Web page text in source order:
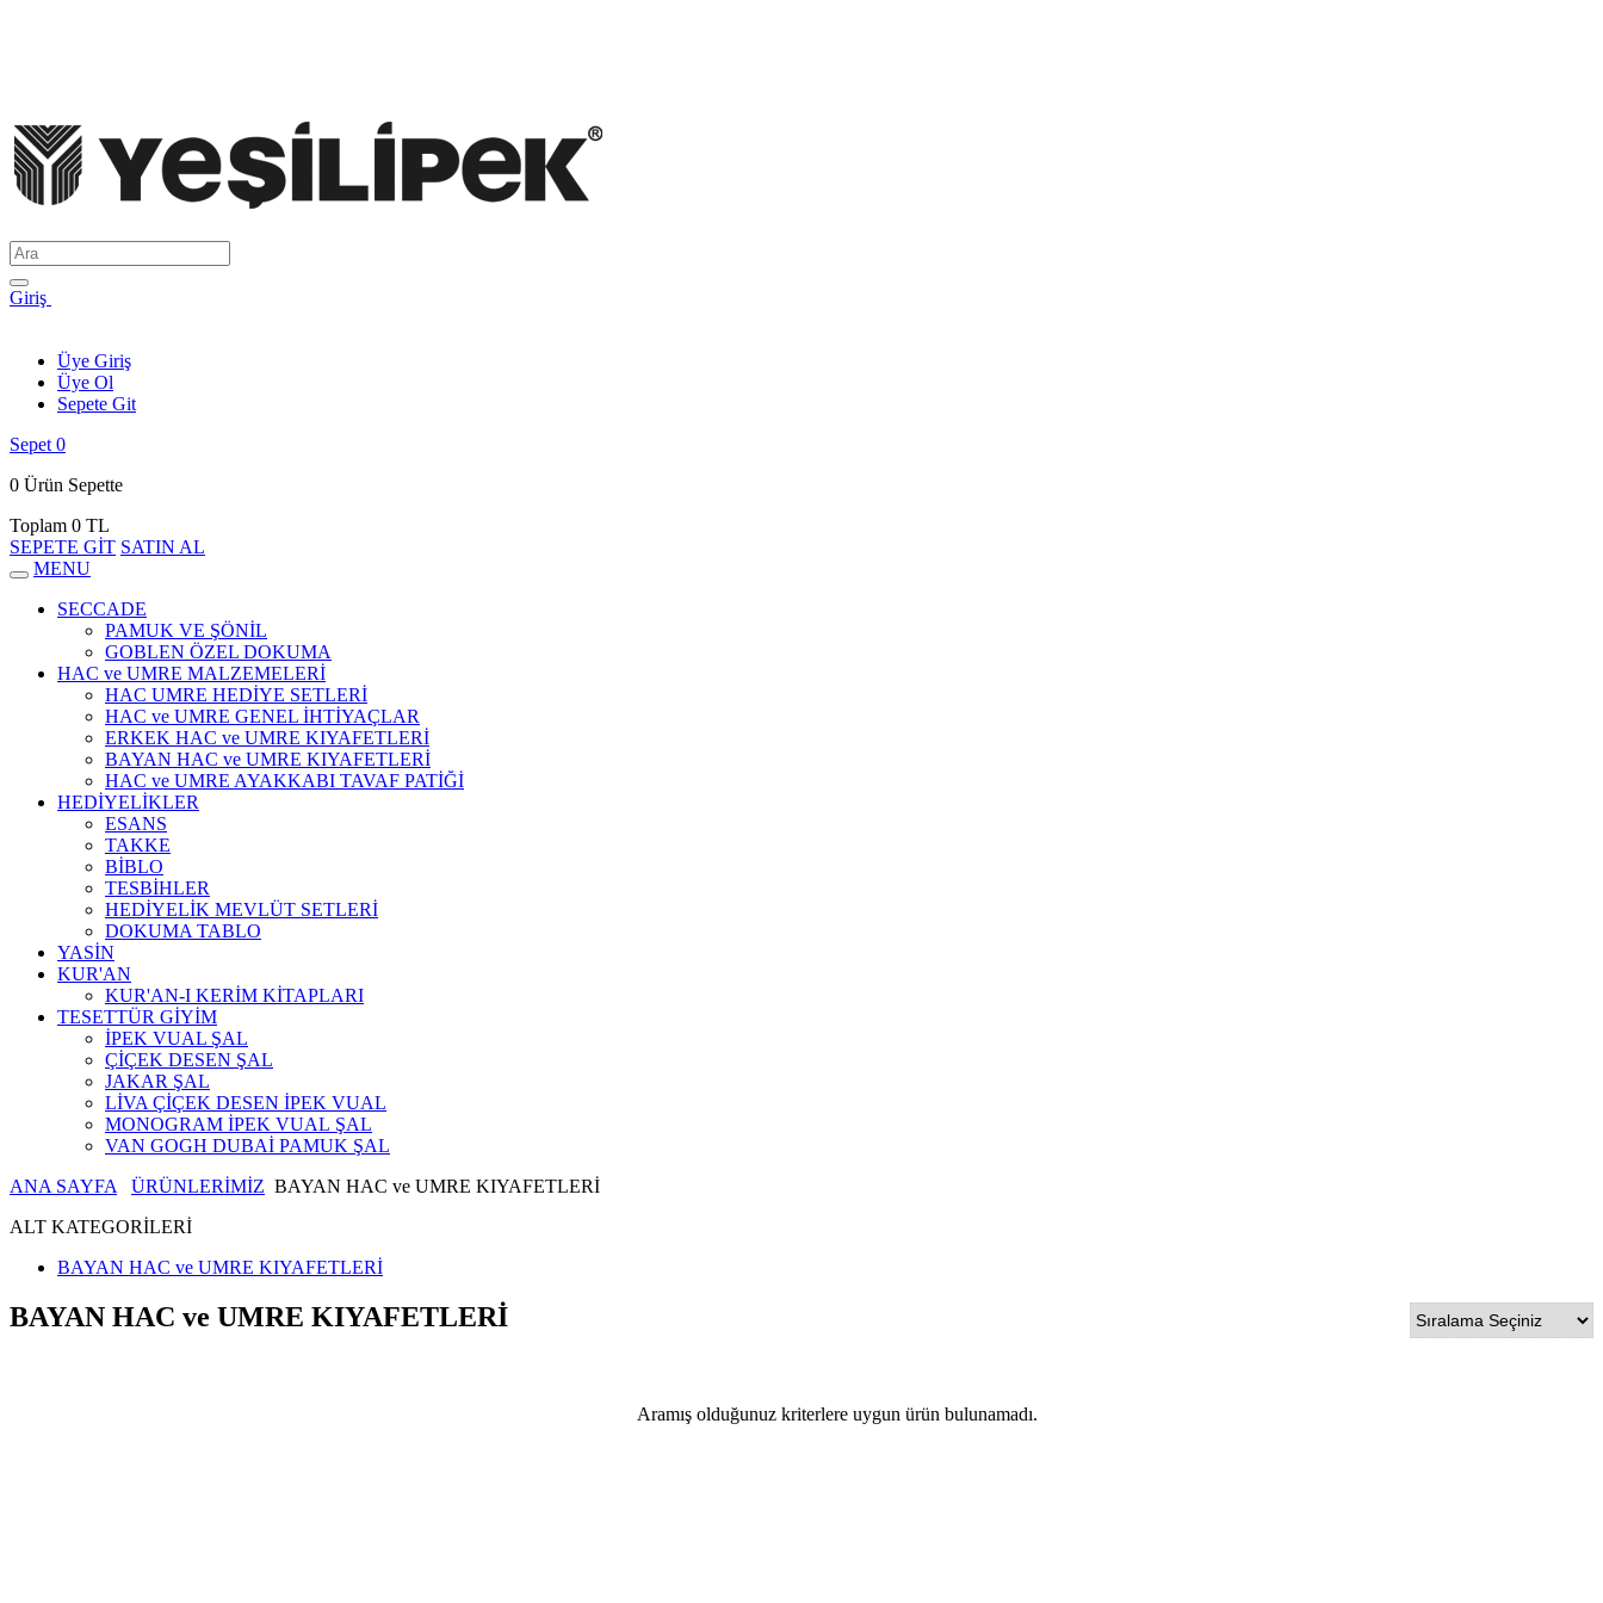
Giriş
Üye Giriş
Üye Ol
Sepete Git
Sepet 0
0 Ürün Sepette
Toplam 0 TL
SEPETE GİT SATIN AL
MENU
SECCADE
PAMUK VE ŞÖNİL
GOBLEN ÖZEL DOKUMA
HAC ve UMRE MALZEMELERİ
HAC UMRE HEDİYE SETLERİ
HAC ve UMRE GENEL İHTİYAÇLAR
ERKEK HAC ve UMRE KIYAFETLERİ
BAYAN HAC ve UMRE KIYAFETLERİ
HAC ve UMRE AYAKKABI TAVAF PATİĞİ
HEDİYELİKLER
ESANS
TAKKE
BİBLO
TESBİHLER
HEDİYELİK MEVLÜT SETLERİ
DOKUMA TABLO
YASİN
KUR'AN
KUR'AN-I KERİM KİTAPLARI
TESETTÜR GİYİM
İPEK VUAL ŞAL
ÇİÇEK DESEN ŞAL
JAKAR ŞAL
LİVA ÇİÇEK DESEN İPEK VUAL
MONOGRAM İPEK VUAL ŞAL
VAN GOGH DUBAİ PAMUK ŞAL
ANA SAYFA
ÜRÜNLERİMİZ BAYAN HAC ve UMRE KIYAFETLERİ
ALT KATEGORİLERİ
BAYAN HAC ve UMRE KIYAFETLERİ
BAYAN HAC ve UMRE KIYAFETLERİ
Aramış olduğunuz kriterlere uygun ürün bulunamadı.